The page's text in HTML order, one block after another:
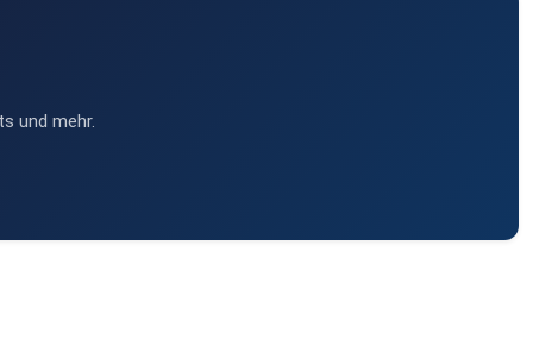
und mehr.